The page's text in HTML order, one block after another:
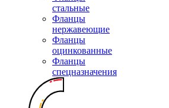
стальные
Фланцы
нержавеющие
Фланцы
оцинкованные
Фланцы
спецназначения